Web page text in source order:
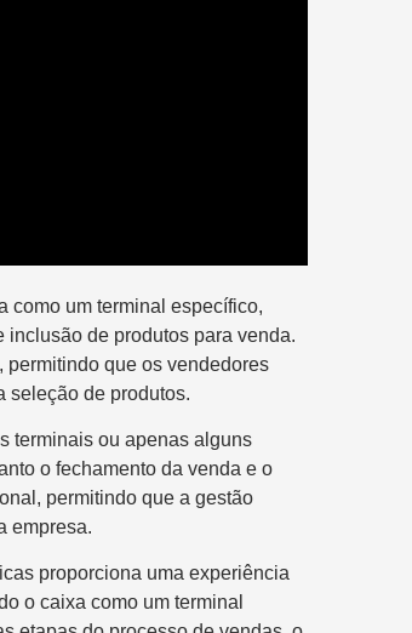
como um terminal específico,
de produtos para venda.
permitindo que os vendedores
seleção de produtos.
terminais ou apenas alguns
o fechamento da venda e o
permitindo que a gestão
empresa.
proporciona uma experiência
o caixa como um terminal